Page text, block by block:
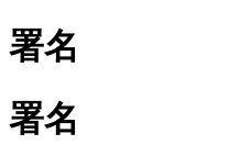
署名
署名